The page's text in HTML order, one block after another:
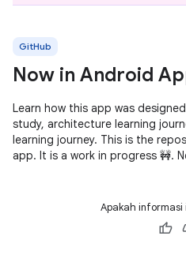
GitHub
Now in Android
Learn how this app was
study, architecture learning
learning journey. This is the
app. It is a work in progress 🚧.
Apakah informasi